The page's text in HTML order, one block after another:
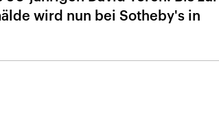
wird nun bei Sotheby's in